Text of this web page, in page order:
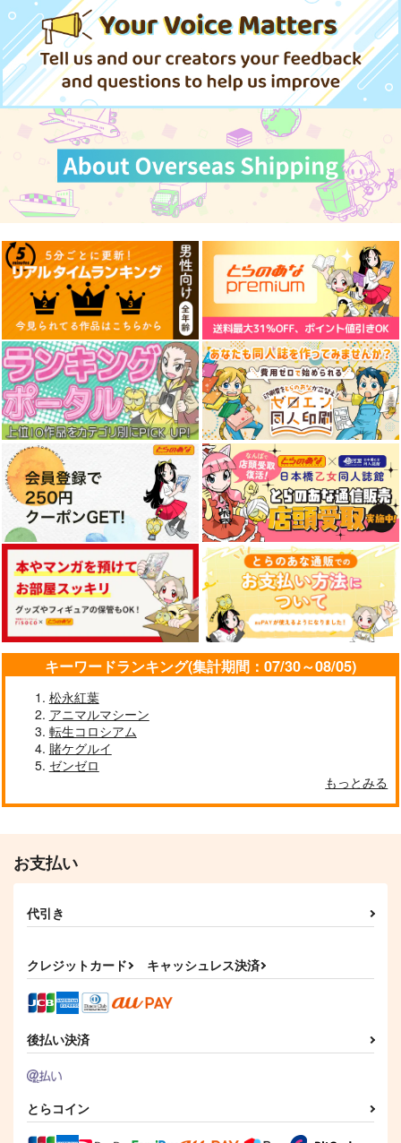
キーワードランキング(集計期間：07/30～08/05)
松永紅葉
アニマルマシーン
転生コロシアム
賭ケグルイ
ゼンゼロ
もっとみる
お支払い
代引き
クレジットカード キャッシュレス決済
後払い決済
とらコイン